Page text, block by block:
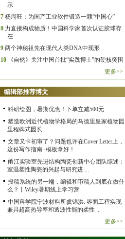
示
7 杨周旺：为国产工业软件锻造一颗“中国心”
8 力直接构成物质！中国科学家首次认证胶球存
在
9 两个神秘祖先在现代人类DNA中现形
10
《自然》关注中国首批“实践博士”的硬核突围
更多>>
编辑部推荐博文
科研绘图，暑期优惠！下单立减500元
塑造欧洲近代植物学格局的马德里皇家植物园
里程碑式园长
文章又卡初审了？问题也许在Cover Letter上，
这份写作指南+模板拿好！
甬江实验室先进结构陶瓷创新中心团队综述：
室温塑性陶瓷的兴起与研究进 ...
投稿系统的另一端，编辑和审稿人到底在做什
么？丨Wiley暑期线上学习营
中国科学院宁波材料所虞锦洪: 界面工程实现
兼具超高热导率和透波性能的柔性 ...
更多>>